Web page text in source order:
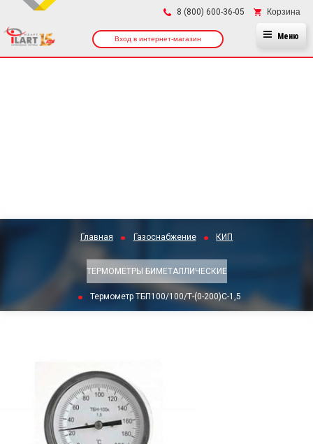
8 (800) 600-36-05 Корзина
Вход в интернет-магазин Меню
Главная Газоснабжение КИП
ТЕРМОМЕТРЫ БИМЕТАЛЛИЧЕСКИЕ
Термометр ТБП100/100/Т-(0-200)С-1,5
×